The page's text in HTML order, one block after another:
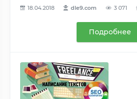
18.04.2018 dle9.com 3 071
Подробнее